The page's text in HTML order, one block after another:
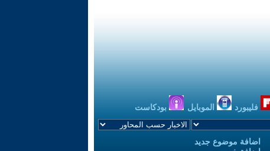
فليبورد الموبايل بودكاست
اضافة موضوع جديد